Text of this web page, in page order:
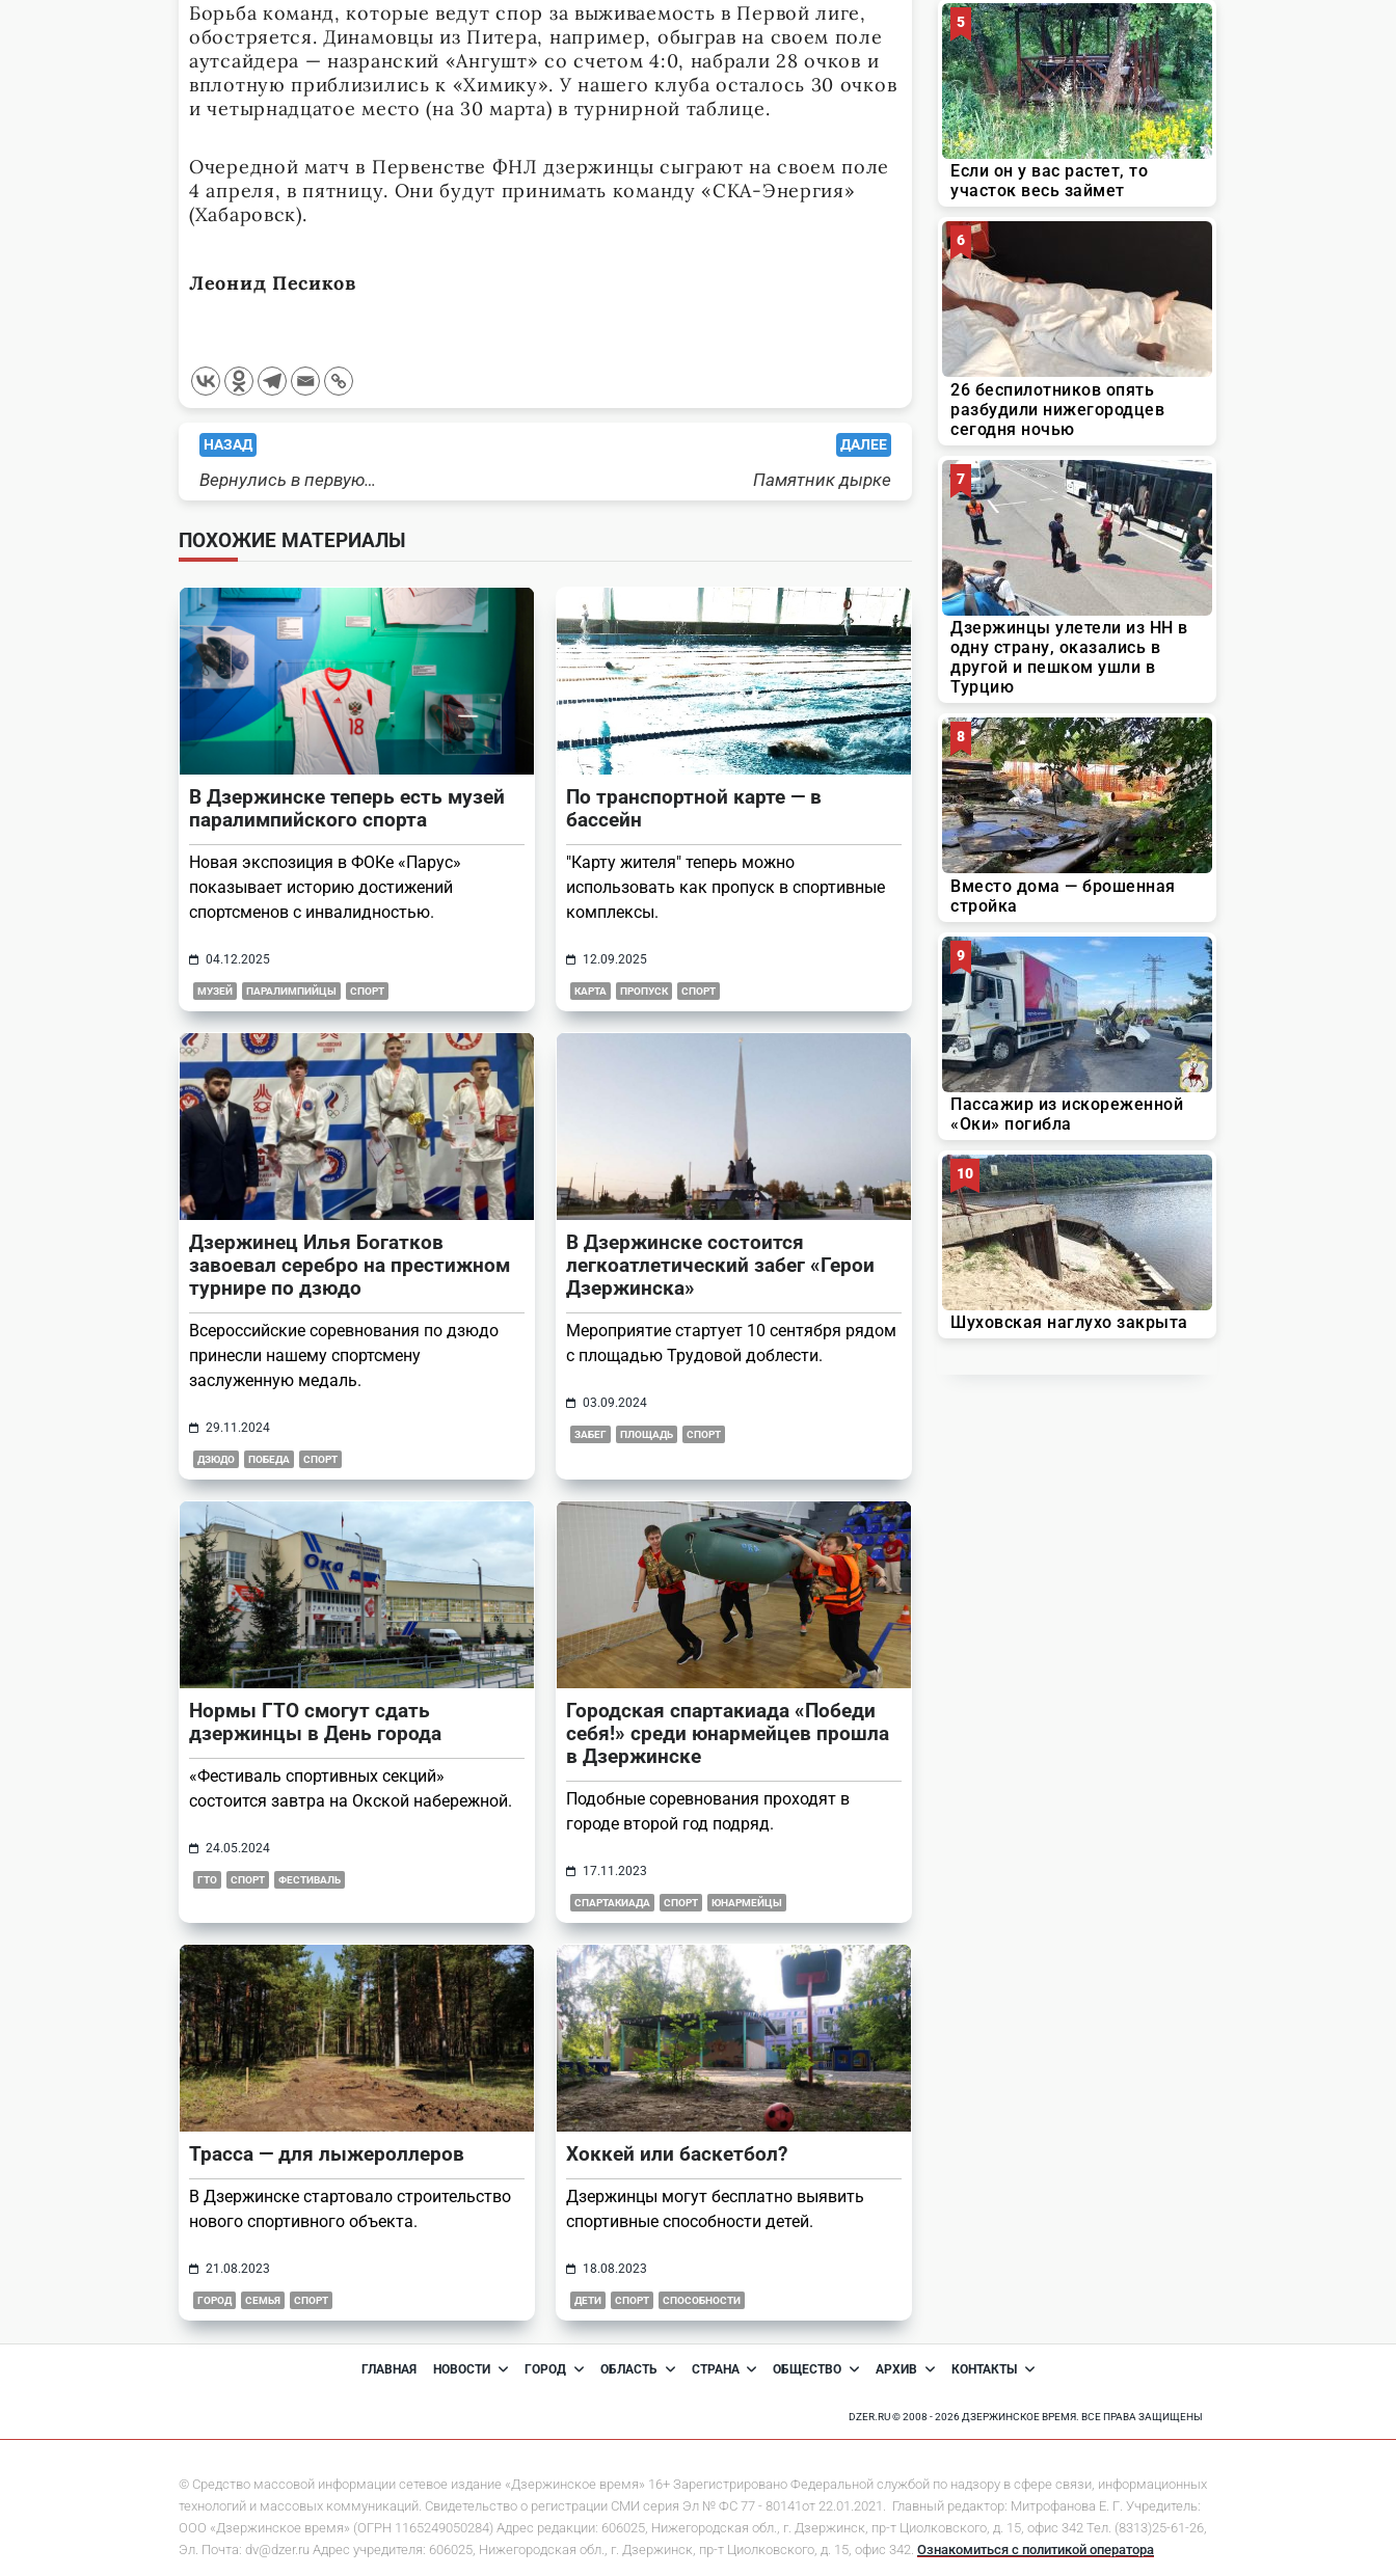
Борьба команд, которые ведут спор за выживаемость в Первой лиге,
обостряется. Динамовцы из Питера, например, обыграв на своем поле
аутсайдера — назранский «Ангушт» со счетом 4:0, набрали 28 очков и
вплотную приблизились к «Химику». У нашего клуба осталось 30 очков
и четырнадцатое место (на 30 марта) в турнирной таблице.
Очередной матч в Первенстве ФНЛ дзержинцы сыграют на своем поле
4 апреля, в пятницу. Они будут принимать команду «СКА-Энергия»
(Хабаровск).
Леонид Песиков
<span
class="nav-
subtitle
screen-
reader-
text">Page</span>
НАЗАД
Вернулись в первую…
ДАЛЕЕ
Памятник дырке
ПОХОЖИЕ МАТЕРИАЛЫ
В Дзержинске теперь есть музей
паралимпийского спорта
Новая экспозиция в ФОКе «Парус»
показывает историю достижений
спортсменов с инвалидностью.
04.12.2025
МУЗЕЙ ПАРАЛИМПИЙЦЫ СПОРТ
По транспортной карте — в
бассейн
"Карту жителя" теперь можно
использовать как пропуск в спортивные
комплексы.
12.09.2025
КАРТА ПРОПУСК СПОРТ
Дзержинец Илья Богатков
завоевал серебро на престижном
турнире по дзюдо
Всероссийские соревнования по дзюдо
принесли нашему спортсмену
заслуженную медаль.
29.11.2024
ДЗЮДО ПОБЕДА СПОРТ
В Дзержинске состоится
легкоатлетический забег «Герои
Дзержинска»
Мероприятие стартует 10 сентября рядом
с площадью Трудовой доблести.
03.09.2024
ЗАБЕГ ПЛОЩАДЬ СПОРТ
Нормы ГТО смогут сдать
дзержинцы в День города
«Фестиваль спортивных секций»
состоится завтра на Окской набережной.
24.05.2024
ГТО СПОРТ ФЕСТИВАЛЬ
Городская спартакиада «Победи
себя!» среди юнармейцев прошла
в Дзержинске
Подобные соревнования проходят в
городе второй год подряд.
17.11.2023
СПАРТАКИАДА СПОРТ ЮНАРМЕЙЦЫ
Трасса — для лыжероллеров
В Дзержинске стартовало строительство
нового спортивного объекта.
21.08.2023
ГОРОД СЕМЬЯ СПОРТ
Хоккей или баскетбол?
Дзержинцы могут бесплатно выявить
спортивные способности детей.
18.08.2023
ДЕТИ СПОРТ СПОСОБНОСТИ
ГЛАВНАЯ НОВОСТИ ГОРОД ОБЛАСТЬ СТРАНА ОБЩЕСТВО АРХИВ КОНТАКТЫ
DZER.RU © 2008 - 2026 ДЗЕРЖИНСКОЕ ВРЕМЯ. ВСЕ ПРАВА ЗАЩИЩЕНЫ
© Средство массовой информации сетевое издание «Дзержинское время» 16+ Зарегистрировано Федеральной службой по надзору в сфере связи, информационных
технологий и массовых коммуникаций. Свидетельство о регистрации СМИ серия Эл № ФС 77 - 80141от 22.01.2021. Главный редактор: Митрофанова Е. Г. Учредитель:
ООО «Дзержинское время» (ОГРН 1165249050284) Адрес редакции: 606025, Нижегородская обл., г. Дзержинск, пр-т Циолковского, д. 15, офис 342 Тел. (8313)25-61-26,
Эл. Почта: dv@dzer.ru Адрес учредителя: 606025, Нижегородская обл., г. Дзержинск, пр-т Циолковского, д. 15, офис 342. Ознакомиться с политикой оператора